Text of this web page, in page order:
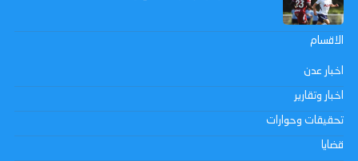
الاقسام
اخبار عدن
اخبار وتقارير
تحقيقات وحوارات
قضايا